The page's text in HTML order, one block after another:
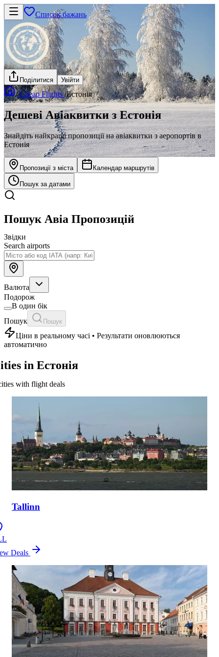
Список бажань
Поділитися Увійти
/Cheap Flights/Естонія
Дешеві Авіаквитки з Естонія
Знайдіть найкращі пропозиції на авіаквитки з аеропортів в
Естонія
Пропозиції з міста Календар маршрутів
Пошук за датами
Пошук Авіа Пропозицій
Звідки
Search airports
Валюта
Подорож
В один бік
Пошук
Пошук
Ціни в реальному часі • Результати оновлюються
автоматично
in Естонія
with flight deals
Tallinn
Deals